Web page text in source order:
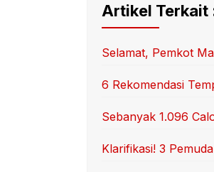
Artikel Terkait
Selamat, Pemkot
6 Rekomendasi
Sebanyak 1.096
Klarifikasi! 3